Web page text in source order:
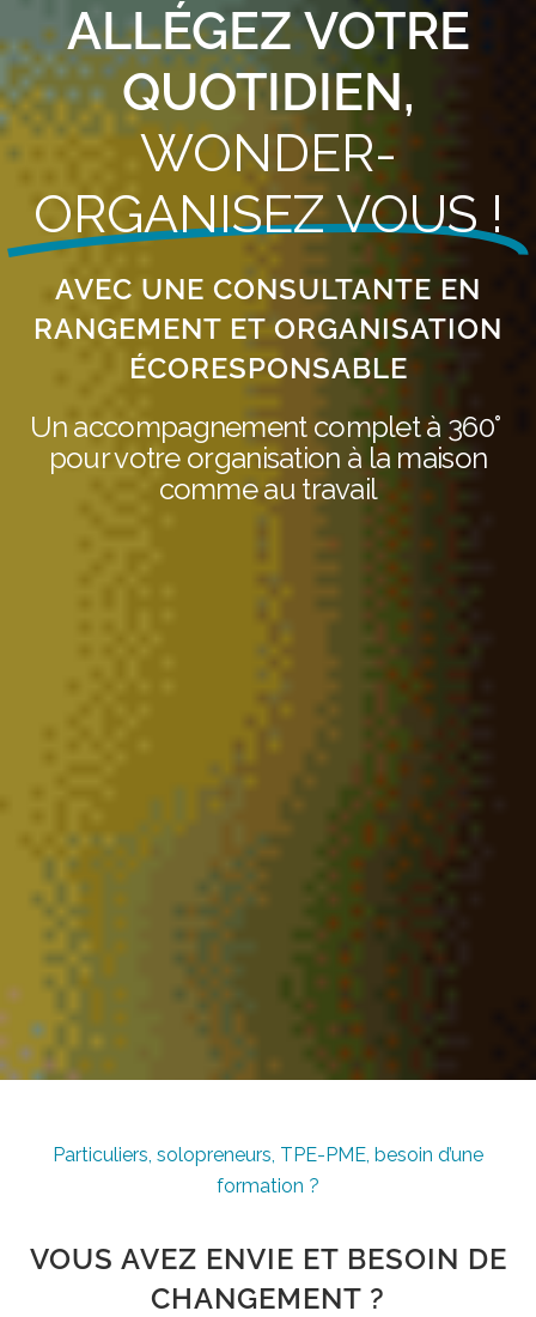
ALLÉGEZ VOTRE
QUOTIDIEN,
WONDER-
ORGANISEZ VOUS !
AVEC UNE CONSULTANTE EN
RANGEMENT ET ORGANISATION
ÉCORESPONSABLE
Un accompagnement complet à 360°
pour votre organisation à la maison
comme au travail
Particuliers, solopreneurs, TPE-PME, besoin d’une
formation ?
VOUS AVEZ ENVIE ET BESOIN DE
CHANGEMENT ?